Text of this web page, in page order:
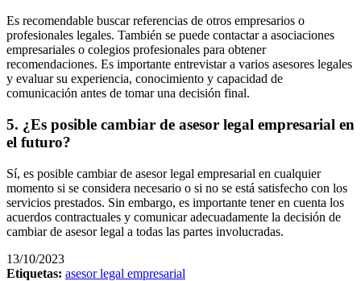
Es recomendable buscar referencias de otros empresarios o
profesionales legales. También se puede contactar a asociaciones
empresariales o colegios profesionales para obtener
recomendaciones. Es importante entrevistar a varios asesores legales
y evaluar su experiencia, conocimiento y capacidad de
comunicación antes de tomar una decisión final.
5. ¿Es posible cambiar de asesor legal empresarial en
el futuro?
Sí, es posible cambiar de asesor legal empresarial en cualquier
momento si se considera necesario o si no se está satisfecho con los
servicios prestados. Sin embargo, es importante tener en cuenta los
acuerdos contractuales y comunicar adecuadamente la decisión de
cambiar de asesor legal a todas las partes involucradas.
13/10/2023
Etiquetas: asesor legal empresarial